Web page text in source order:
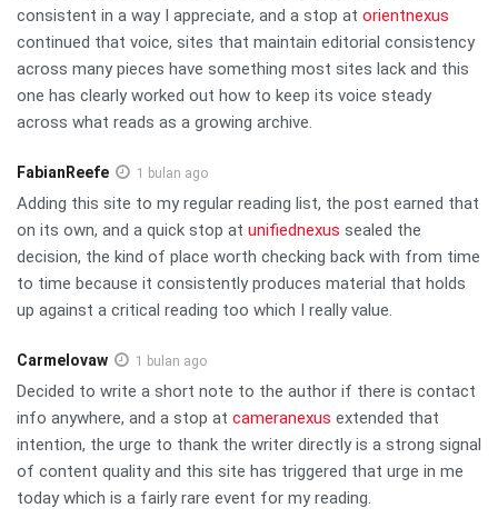
consistent in a way I appreciate, and a stop at orientnexus
continued that voice, sites that maintain editorial consistency
across many pieces have something most sites lack and this
one has clearly worked out how to keep its voice steady
across what reads as a growing archive.
FabianReefe 1 bulan ago
Adding this site to my regular reading list, the post earned that
on its own, and a quick stop at unifiednexus sealed the
decision, the kind of place worth checking back with from time
to time because it consistently produces material that holds
up against a critical reading too which I really value.
Carmelovaw 1 bulan ago
Decided to write a short note to the author if there is contact
info anywhere, and a stop at cameranexus extended that
intention, the urge to thank the writer directly is a strong signal
of content quality and this site has triggered that urge in me
today which is a fairly rare event for my reading.